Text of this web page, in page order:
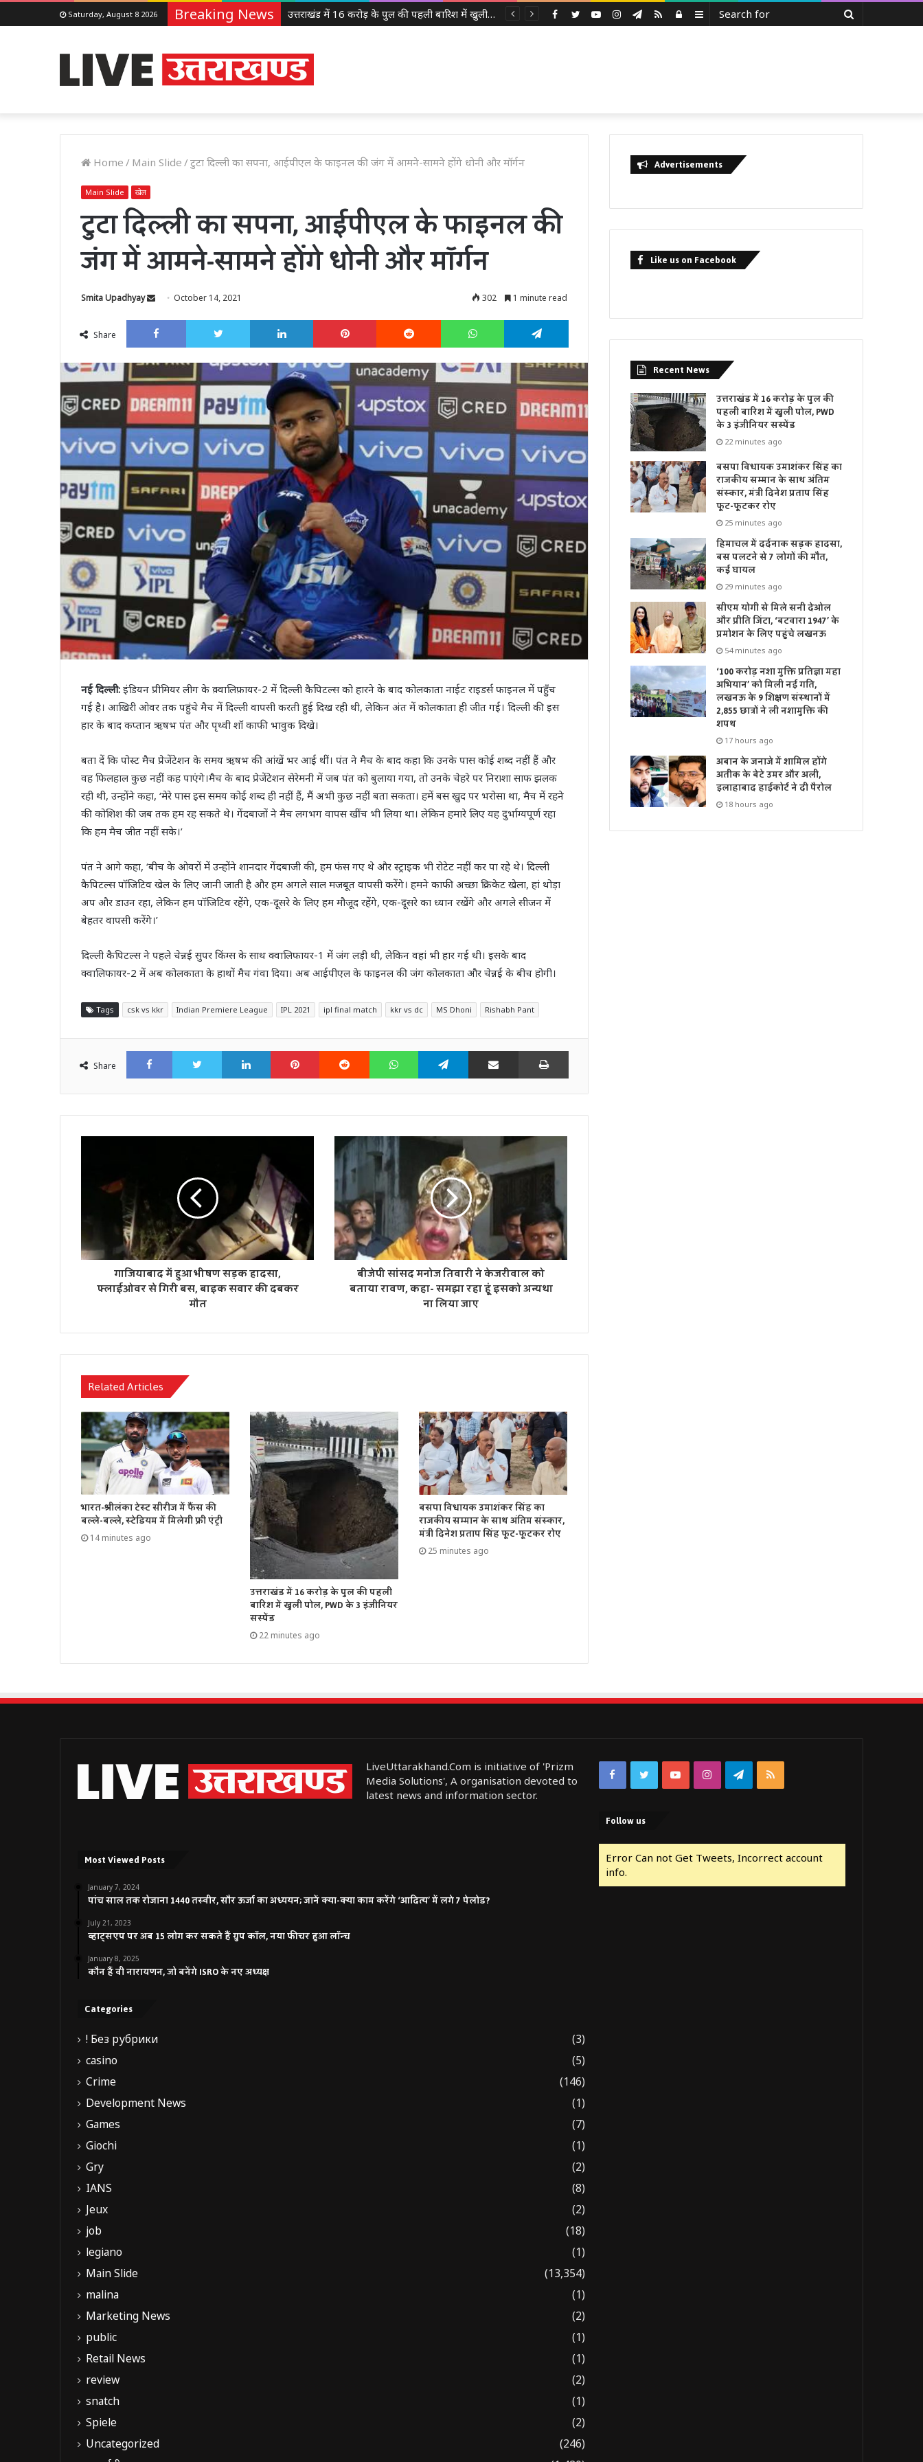
Saturday, August 8 2026 Breaking News उत्तराखंड में 16 करोड़ के पुल की पहली बारिश में खुली पोल, PWD के 3 इंजीनियर सस्पेंड Sidebar
Log
RSS
Telegram
Instagram
YouTube
Twitter
Facebook
Home / Main Slide /टुटा दिल्ली का सपना, आईपीएल के फाइनल की जंग में आमने-सामने होंगे धोनी और मॉर्गन
Main Slide खेल
टुटा दिल्ली का सपना, आईपीएल के फाइनल की
जंग में आमने-सामने होंगे धोनी और मॉर्गन
Smita Upadhyay
Send
email
October 14, 2021 302 1 minute read
Share
Facebook Twitter LinkedIn Pinterest Reddit WhatsApp Telegram
नई दिल्ली: इंडियन प्रीमियर लीग के क़्वालिफ़ायर-2 में दिल्ली कैपिटल्स को हारने के बाद कोलकाता नाईट राइडर्स फाइनल में पहुँच
गई है। आखिरी ओवर तक पहुंचे मैच में दिल्ली वापसी करती हुई दिख रही थी, लेकिन अंत में कोलकाता ही जीत गई। दिल्ली की इस
हार के बाद कप्तान ऋषभ पंत और पृथ्वी शॉ काफी भावुक दिखे।
बता दें कि पोस्ट मैच प्रेजेंटेशन के समय ऋषभ की आंखें भर आई थीं। पंत ने मैच के बाद कहा कि उनके पास कोई शब्द नहीं हैं और
वह फिलहाल कुछ नहीं कह पाएंगे।मैच के बाद प्रेजेंटेशन सेरेमनी में जब पंत को बुलाया गया, तो उनके चेहरे पर निराशा साफ झलक
रही थी, उन्होंने कहा, ‘मेरे पास इस समय कोई शब्द ही नहीं हैं, मैं अभी कुछ नहीं बता सकता। हमें बस खुद पर भरोसा था, मैच में रहने
की कोशिश की जब तक हम रह सकते थे। गेंदबाजों ने मैच लगभग वापस खींच भी लिया था। लेकिन हमारे लिए यह दुर्भाग्यपूर्ण रहा
कि हम मैच जीत नहीं सके।’
पंत ने आगे कहा, ‘बीच के ओवरों में उन्होंने शानदार गेंदबाजी की, हम फंस गए थे और स्ट्राइक भी रोटेट नहीं कर पा रहे थे। दिल्ली
कैपिटल्स पॉजिटिव खेल के लिए जानी जाती है और हम अगले साल मजबूत वापसी करेंगे। हमने काफी अच्छा क्रिकेट खेला, हां थोड़ा
अप और डाउन रहा, लेकिन हम पॉजिटिव रहेंगे, एक-दूसरे के लिए हम मौजूद रहेंगे, एक-दूसरे का ध्यान रखेंगे और अगले सीजन में
बेहतर वापसी करेंगे।’
दिल्ली कैपिटल्स ने पहले चेन्नई सुपर किंग्स के साथ क्वालिफायर-1 में जंग लड़ी थी, लेकिन वहां भी हार गई थी। इसके बाद
क्वालिफायर-2 में अब कोलकाता के हाथों मैच गंवा दिया। अब आईपीएल के फाइनल की जंग कोलकाता और चेन्नई के बीच होगी।
Tags csk vs kkr Indian Premiere League IPL 2021 ipl final match kkr vs dc MS Dhoni Rishabh Pant
Share
FacebookTwitter LinkedIn Pinterest Reddit WhatsAppTelegram Share via Email Print
गाजियाबाद में हुआ भीषण सड़क हादसा,
फ्लाईओवर से गिरी बस, बाइक सवार की दबकर
मौत
बीजेपी सांसद मनोज तिवारी ने केजरीवाल को
बताया रावण, कहा- समझा रहा हूं इसको अन्यथा
ना लिया जाए
Related Articles
भारत-श्रीलंका टेस्ट सीरीज में फैंस की
बल्ले-बल्ले, स्टेडियम में मिलेगी फ्री एंट्री
14 minutes ago
उत्तराखंड में 16 करोड़ के पुल की पहली
बारिश में खुली पोल, PWD के 3 इंजीनियर
सस्पेंड
22 minutes ago
बसपा विधायक उमाशंकर सिंह का
राजकीय सम्मान के साथ अंतिम संस्कार,
मंत्री दिनेश प्रताप सिंह फूट-फूटकर रोए
25 minutes ago
Advertisements
Like us on Facebook
Recent News
उत्तराखंड में 16 करोड़ के पुल की
पहली बारिश में खुली पोल, PWD
के 3 इंजीनियर सस्पेंड
22 minutes ago
बसपा विधायक उमाशंकर सिंह का
राजकीय सम्मान के साथ अंतिम
संस्कार, मंत्री दिनेश प्रताप सिंह
फूट-फूटकर रोए
25 minutes ago
हिमाचल में दर्दनाक सड़क हादसा,
बस पलटने से 7 लोगों की मौत,
कई घायल
29 minutes ago
सीएम योगी से मिले सनी देओल
और प्रीति जिंटा, ‘बटवारा 1947’ के
प्रमोशन के लिए पहुंचे लखनऊ
54 minutes ago
‘100 करोड़ नशा मुक्ति प्रतिज्ञा महा
अभियान’ को मिली नई गति,
लखनऊ के 9 शिक्षण संस्थानों में
2,855 छात्रों ने ली नशामुक्ति की
शपथ
17 hours ago
अबान के जनाजे में शामिल होंगे
अतीक के बेटे उमर और अली,
इलाहाबाद हाईकोर्ट ने दी पैरोल
18 hours ago
LiveUttarakhand.Com is initiative of 'Prizm
Media Solutions', A organisation devoted to
latest news and information sector.
Most Viewed Posts
January 7, 2024
पांच साल तक रोजाना 1440 तस्वीर, सौर ऊर्जा का अध्ययन; जानें क्या-क्या काम करेंगे ‘आदित्य’ में लगे 7 पेलोड?
July 21, 2023
व्हाट्सएप पर अब 15 लोग कर सकते हैं ग्रुप कॉल, नया फीचर हुआ लॉन्च
January 8, 2025
कौन हैं वी नारायणन, जो बनेंगे ISRO के नए अध्यक्ष
Categories
! Без рубрики
(3)
casino
(5)
Crime
(146)
Development News
(1)
Games
(7)
Giochi
(1)
Gry
(2)
IANS
(8)
Jeux
(2)
job
(18)
legiano
(1)
Main Slide
(13,354)
malina
(1)
Marketing News
(2)
public
(1)
Retail News
(1)
review
(2)
snatch
(1)
Spiele
(2)
Uncategorized
(246)
FacebookTwitterYouTubeInstagramTelegram
RSS
Follow us
Error Can not Get Tweets, Incorrect account
info.